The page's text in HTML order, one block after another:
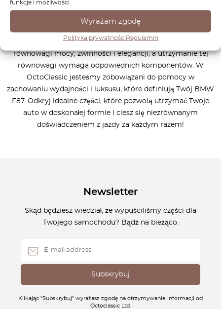
funkcje i możliwości.
Wyrażam zgodę
Polityka prywatności Regulamin
specjalnie zaprojektowanych dla tego wyjątkowego
modelu. Każda część, którą produkujemy, jest dopasowana
wydajność, niezawodność i trwałość. BMW F87 jest znane z
równowagi mocy, zwinności i elegancji, a utrzymanie tej
równowagi wymaga odpowiednich komponentów. W
OctoClassic jesteśmy zobowiązani do pomocy w
zachowaniu wydajności i luksusu, które definiują Twój BMW
F87. Odkryj idealne części, które pozwolą utrzymać Twoje
auto w doskonałej formie i ciesz się niezrównanym
doświadczeniem z jazdy za każdym razem!
Newsletter
Skąd będziesz wiedział, że wypuściliśmy części dla
Twojego samochodu? Bądź na bieżąco.
Klikając "Subskrybuj" wyrażasz zgodę na otrzymywanie informacji od
Octoclassic Ltd.